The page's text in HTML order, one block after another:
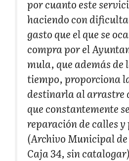
por cuanto este
haciendo con
gasto que el que se
compra por el
mula, que además de
tiempo, proporciona
destinarla al arrastre
que constantemente
reparación de calles
(Archivo Municipal
Caja 34, sin